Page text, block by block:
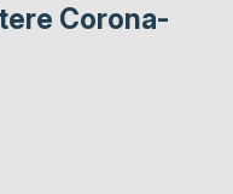
Corona-